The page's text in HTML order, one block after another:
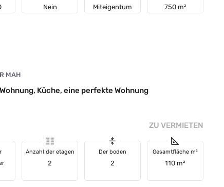
Nein Miteigentum 750 m²
MAH
Küche, eine perfekte Wohnung
ZU VERMIETEN
Anzahl der etagen
2
Der boden
2
Gesamtfläche m²
110 m²